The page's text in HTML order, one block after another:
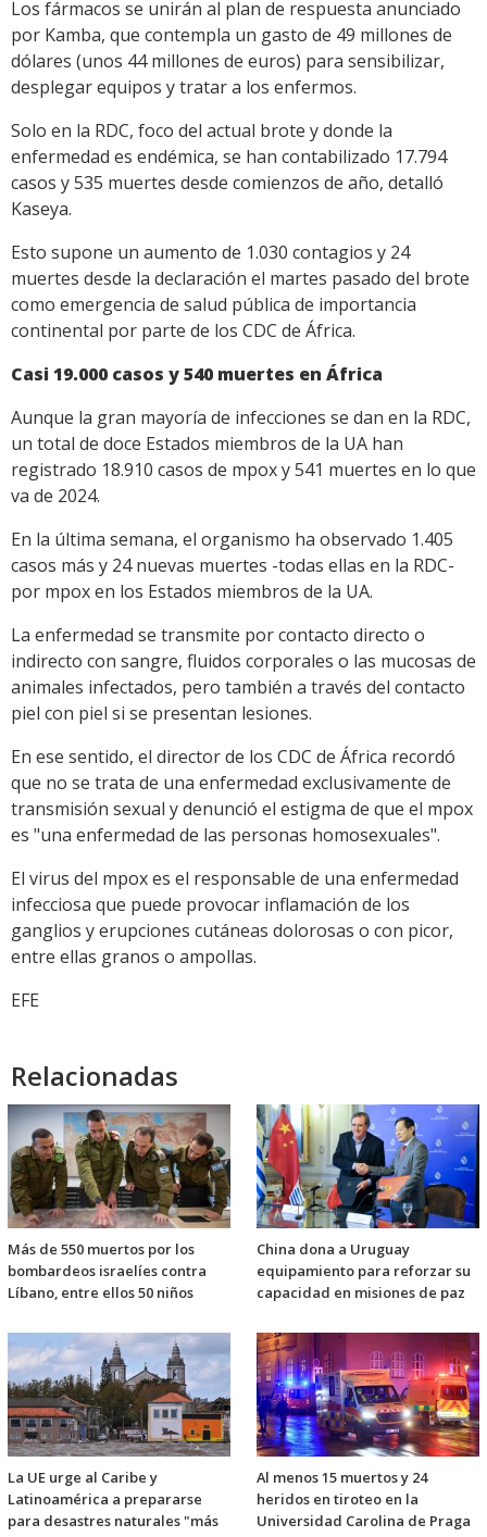
Los fármacos se unirán al plan de respuesta anunciado
por Kamba, que contempla un gasto de 49 millones de
dólares (unos 44 millones de euros) para sensibilizar,
desplegar equipos y tratar a los enfermos.
Solo en la RDC, foco del actual brote y donde la
enfermedad es endémica, se han contabilizado 17.794
casos y 535 muertes desde comienzos de año, detalló
Kaseya.
Esto supone un aumento de 1.030 contagios y 24
muertes desde la declaración el martes pasado del brote
como emergencia de salud pública de importancia
continental por parte de los CDC de África.
Casi 19.000 casos y 540 muertes en África
Aunque la gran mayoría de infecciones se dan en la RDC,
un total de doce Estados miembros de la UA han
registrado 18.910 casos de mpox y 541 muertes en lo que
va de 2024.
En la última semana, el organismo ha observado 1.405
casos más y 24 nuevas muertes -todas ellas en la RDC-
por mpox en los Estados miembros de la UA.
La enfermedad se transmite por contacto directo o
indirecto con sangre, fluidos corporales o las mucosas de
animales infectados, pero también a través del contacto
piel con piel si se presentan lesiones.
En ese sentido, el director de los CDC de África recordó
que no se trata de una enfermedad exclusivamente de
transmisión sexual y denunció el estigma de que el mpox
es "una enfermedad de las personas homosexuales".
El virus del mpox es el responsable de una enfermedad
infecciosa que puede provocar inflamación de los
ganglios y erupciones cutáneas dolorosas o con picor,
entre ellas granos o ampollas.
EFE
Relacionadas
Más de 550 muertos por los
bombardeos israelíes contra
Líbano, entre ellos 50 niños
China dona a Uruguay
equipamiento para reforzar su
capacidad en misiones de paz
La UE urge al Caribe y
Latinoamérica a prepararse
para desastres naturales "más
Al menos 15 muertos y 24
heridos en tiroteo en la
Universidad Carolina de Praga